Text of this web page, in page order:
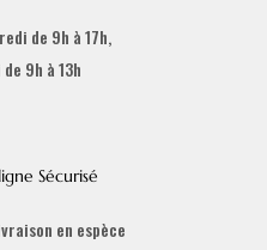
de 9h à 17h,
9h à 13h
Sécurisé
en espèce